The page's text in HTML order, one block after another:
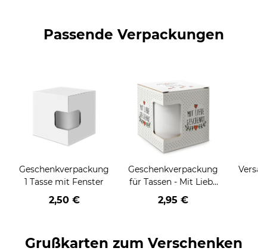
Passende Verpackungen
Geschenkverpackung
1 Tasse mit Fenster
2,50 €
Geschenkverpackung
für Tassen - Mit Liebe
geschenkt
2,95 €
Grußkarten zum Verschenken